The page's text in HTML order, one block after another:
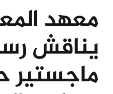
معهد
يناقش
ماجستير